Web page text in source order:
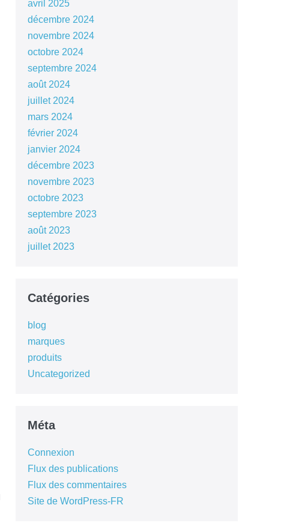
avril 2025
décembre 2024
novembre 2024
octobre 2024
septembre 2024
août 2024
juillet 2024
mars 2024
février 2024
janvier 2024
décembre 2023
novembre 2023
octobre 2023
septembre 2023
août 2023
juillet 2023
Catégories
blog
marques
produits
Uncategorized
Méta
Connexion
Flux des publications
Flux des commentaires
Site de WordPress-FR